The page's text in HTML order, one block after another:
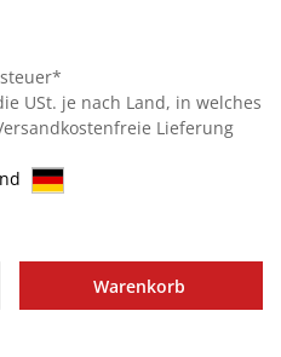
USt. je nach Land, in welches
Lieferung
Warenkorb